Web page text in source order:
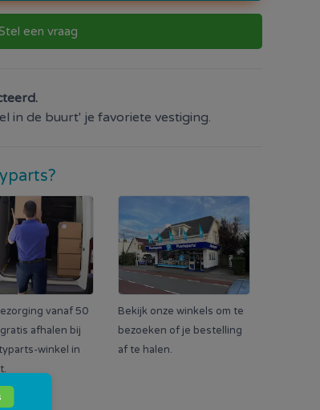
een vraag
in de buurt' je favoriete vestiging.
vanaf 50
afhalen bij
winkel in
Bekijk onze winkels om te
bezoeken of je bestelling
af te halen.